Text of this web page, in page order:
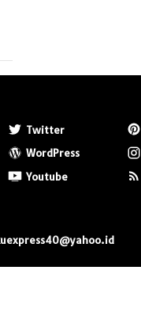
Twitter
WordPress
Youtube